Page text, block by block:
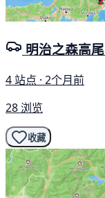
明治之森高
4 站点 · 2个月前
28 浏览
收藏